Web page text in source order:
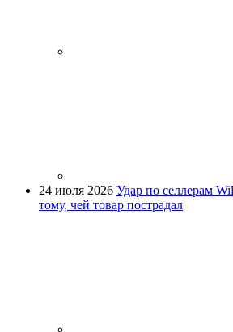
24 июля 2026 Удар по селлерам
тому, чей товар пострадал